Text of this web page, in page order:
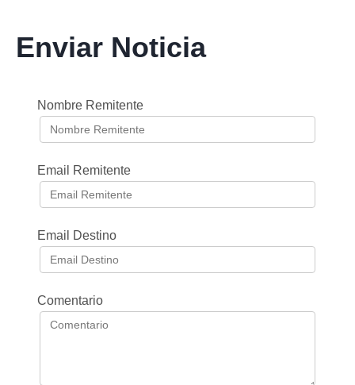
Enviar Noticia
Nombre Remitente
Email Remitente
Email Destino
Comentario